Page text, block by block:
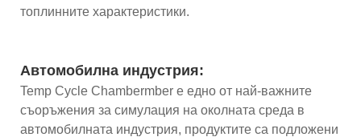
топлинните характеристики.
Автомобилна индустрия:
Temp Cycle Chambermber е едно от най-важните
съоръжения за симулация на околната среда в
автомобилната индустрия, продуктите са подложени